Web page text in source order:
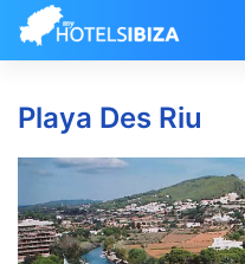
Vai
contenuto
Playa Des Riu